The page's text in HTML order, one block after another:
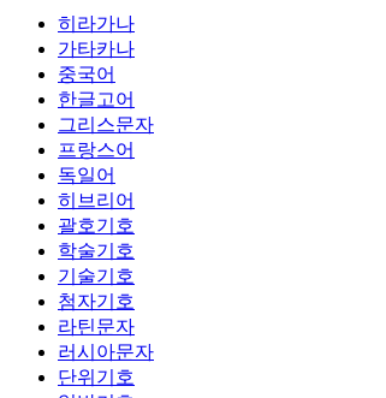
히라가나
가타카나
중국어
한글고어
그리스문자
프랑스어
독일어
히브리어
괄호기호
학술기호
기술기호
첨자기호
라틴문자
러시아문자
단위기호